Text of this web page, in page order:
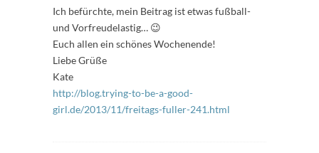
Ich befürchte, mein Beitrag ist etwas fußball-
und Vorfreudelastig… 😉
Euch allen ein schönes Wochenende!
Liebe Grüße
Kate
http://blog.trying-to-be-a-good-
girl.de/2013/11/freitags-fuller-241.html